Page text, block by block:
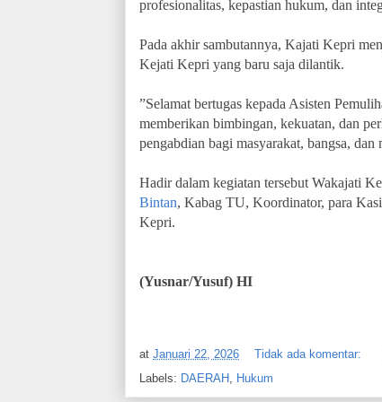
profesionalitas, kepastian hukum, dan
Pada akhir sambutannya, Kajati Kepri
Kejati Kepri yang baru saja dilantik.
”Selamat bertugas kepada Asisten
memberikan bimbingan, kekuatan, dan
pengabdian bagi masyarakat, bangsa, dan
Hadir dalam kegiatan tersebut Wakajati
Bintan, Kabag TU, Koordinator, para
Kepri.
(Yusnar/Yusuf) HI
at Januari 22, 2026
Tidak ada komentar:
Labels: DAERAH Hukum